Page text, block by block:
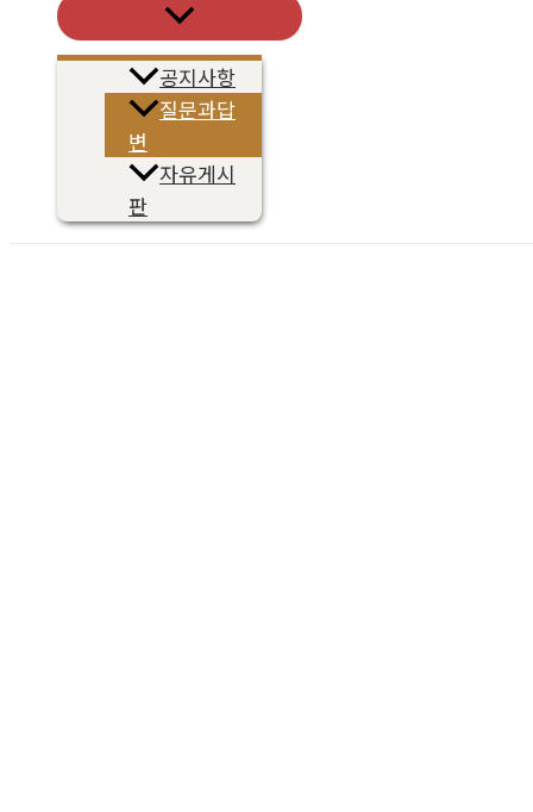
메
뉴
토
글
공지사항
질문과답
변
자유게시
판